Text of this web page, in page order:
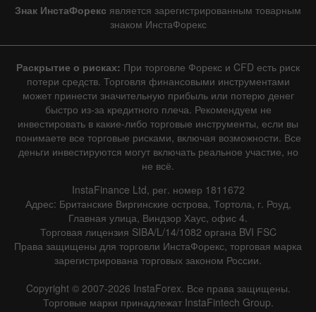
Знак ИнстаФорекс является зарегистрированным товарным
знаком ИнстаФорекс
Раскрытие о рисках: При торговле Форекс и CFD есть риск
потери средств. Торговля финансовыми инструментами
может принести значительную прибыль или потерю денег
быстро из-за кредитного плеча. Рекомендуем не
инвестировать в какие-либо торговые инструменты, если вы
понимаете все торговые рисками, включая возможности. Все
деньги инвестируются могут включать реальное участие, но
не всё.
InstaFinance Ltd, рег. номер 1811672
Адрес: Британские Виргинские острова, Тортола, г. Роуд,
Главная улица, Виндзор Хаус, офис 4.
Торговая лицензия SIBA/L/14/1082 органа BVI FSC
Права защищены для торговли ИнстаФорекс, торговая марка
зарегистрирована торговых законом России.
Copyright © 2007-2026 InstaForex. Все права защищены.
Торговые марки принадлежат InstaFintech Group.